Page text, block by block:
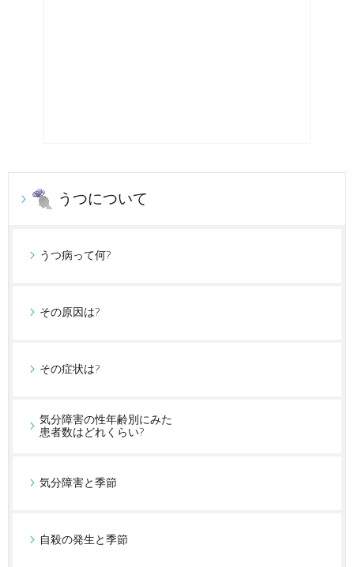
うつについて
うつ病って何?
その原因は?
その症状は?
気分障害の性年齢別にみた
患者数はどれくらい?
気分障害と季節
自殺の発生と季節